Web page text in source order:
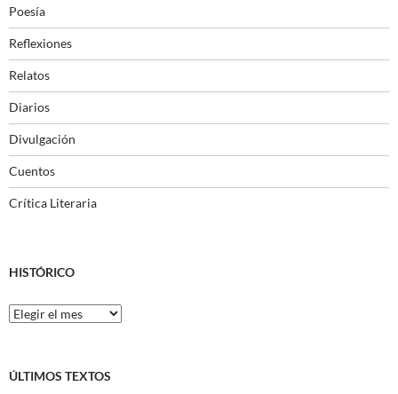
Poesía
Reflexiones
Relatos
Diarios
Divulgación
Cuentos
Crítica Literaria
HISTÓRICO
Histórico
ÚLTIMOS TEXTOS